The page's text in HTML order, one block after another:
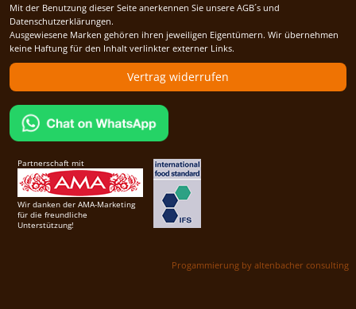
Mit der Benutzung dieser Seite anerkennen Sie unsere AGB´s und
Datenschutzerklärungen.
Ausgewiesene Marken gehören ihren jeweiligen Eigentümern. Wir übernehmen
keine Haftung für den Inhalt verlinkter externer Links.
Vertrag widerrufen
Partnerschaft mit
Wir danken der AMA-Marketing
für die freundliche
Unterstützung!
Progammierung by altenbacher consulting